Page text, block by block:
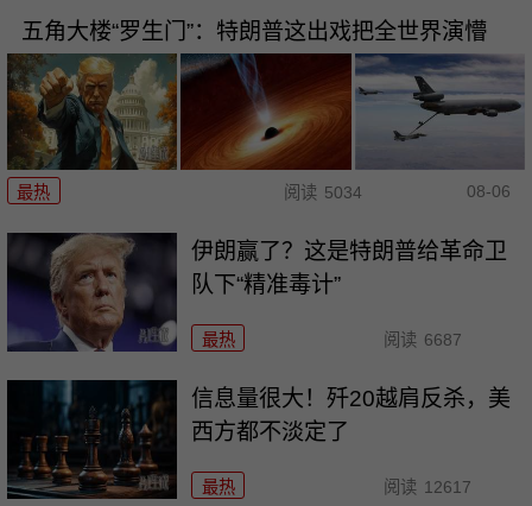
五角大楼“罗生门”：特朗普这出戏把全世界演懵
最热 阅读 5034 08-06
伊朗赢了？这是特朗普给革命卫
队下“精准毒计”
最热 阅读 6687
信息量很大！歼20越肩反杀，美
西方都不淡定了
最热 阅读 12617